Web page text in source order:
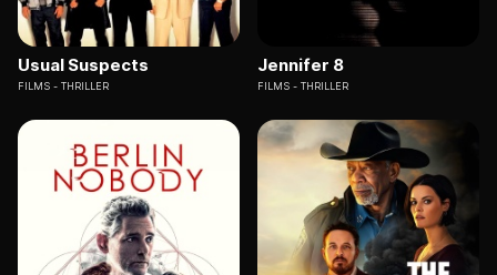
Usual Suspects
FILMS THRILLER
Jennifer 8
FILMS THRILLER